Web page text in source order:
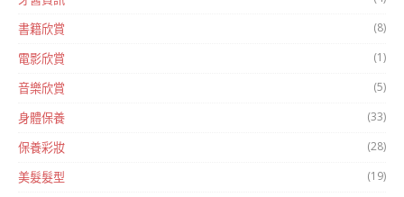
書籍欣賞 (8)
電影欣賞 (1)
音樂欣賞 (5)
身體保養 (33)
保養彩妝 (28)
美髮髮型 (19)